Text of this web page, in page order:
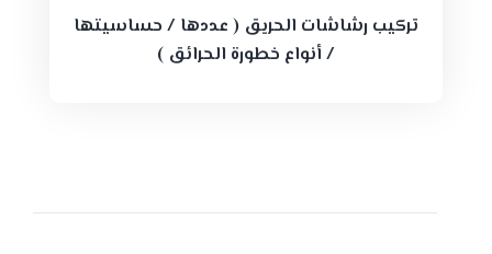
تركيب رشاشات الحريق ( عددها / حساسيتها
/ أنواع خطورة الحرائق )